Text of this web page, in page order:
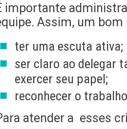
importante
Assim, um bom
ter uma escuta ativa;
ser claro ao delegar
exercer seu papel;
reconhecer o
atender a esses